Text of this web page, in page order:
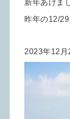
新年あけま
昨年の12/
2023年12